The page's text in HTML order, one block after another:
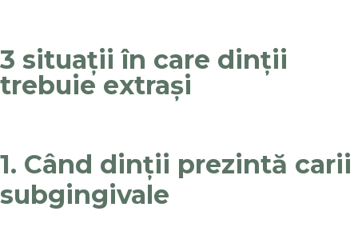
3 situații în care dinții
trebuie extrași
1. Când dinții prezintă carii
subgingivale